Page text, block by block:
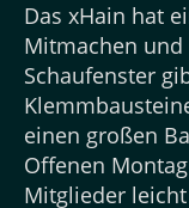
Das xHain hat
Mitmachen
Schaufenster
einen großen
Offenen
Mitglieder